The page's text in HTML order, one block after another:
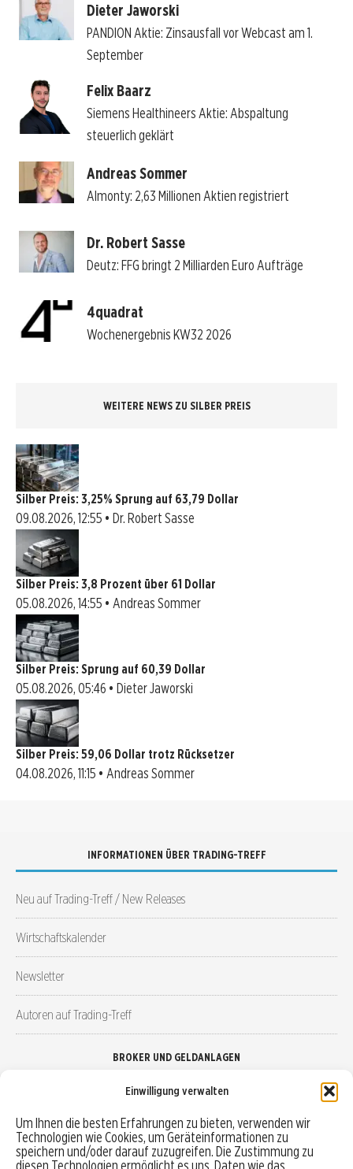
Einwilligung verwalten
Um Ihnen die besten Erfahrungen zu bieten, verwenden wir
Technologien wie Cookies, um Geräteinformationen zu
speichern und/oder darauf zuzugreifen. Die Zustimmung zu
diesen Technologien ermöglicht es uns, Daten wie das
Dieter Jaworski
PANDION Aktie: Zinsausfall vor Webcast am 1.
September
Felix Baarz
Siemens Healthineers Aktie: Abspaltung
steuerlich geklärt
Andreas Sommer
Almonty: 2,63 Millionen Aktien registriert
Dr. Robert Sasse
Deutz: FFG bringt 2 Milliarden Euro Aufträge
4quadrat
Wochenergebnis KW32 2026
WEITERE NEWS ZU SILBER PREIS
Silber Preis: 3,25% Sprung auf 63,79 Dollar
09.08.2026, 12:55 • Dr. Robert Sasse
Silber Preis: 3,8 Prozent über 61 Dollar
05.08.2026, 14:55 • Andreas Sommer
Silber Preis: Sprung auf 60,39 Dollar
05.08.2026, 05:46 • Dieter Jaworski
Silber Preis: 59,06 Dollar trotz Rücksetzer
04.08.2026, 11:15 • Andreas Sommer
INFORMATIONEN ÜBER TRADING-TREFF
Neu auf Trading-Treff / New Releases
Wirtschaftskalender
Newsletter
Autoren auf Trading-Treff
BROKER UND GELDANLAGEN
Robo-Advisor vergleichen